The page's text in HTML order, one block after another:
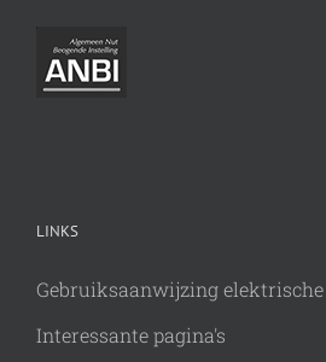
LINKS
Gebruiksaanwijzing
Interessante pagina's